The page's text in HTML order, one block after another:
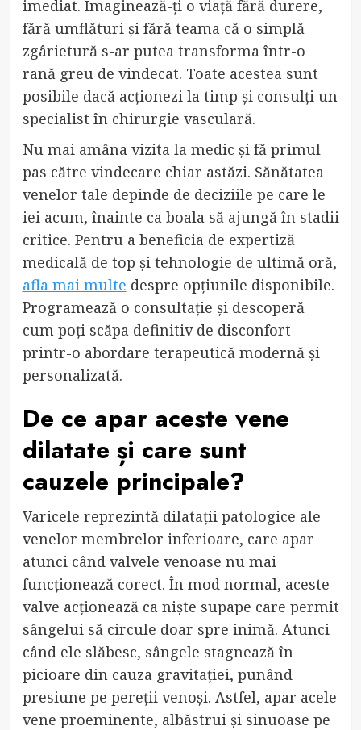
imediat. Imaginează-ți o viață fără durere,
fără umflături și fără teama că o simplă
zgârietură s-ar putea transforma într-o
rană greu de vindecat. Toate acestea sunt
posibile dacă acționezi la timp și consulți un
specialist în chirurgie vasculară.
Nu mai amâna vizita la medic și fă primul
pas către vindecare chiar astăzi. Sănătatea
venelor tale depinde de deciziile pe care le
iei acum, înainte ca boala să ajungă în stadii
critice. Pentru a beneficia de expertiză
medicală de top și tehnologie de ultimă oră,
afla mai multe despre opțiunile disponibile.
Programează o consultație și descoperă
cum poți scăpa definitiv de disconfort
printr-o abordare terapeutică modernă și
personalizată.
De ce apar aceste vene
dilatate și care sunt
cauzele principale?
Varicele reprezintă dilatații patologice ale
venelor membrelor inferioare, care apar
atunci când valvele venoase nu mai
funcționează corect. În mod normal, aceste
valve acționează ca niște supape care permit
sângelui să circule doar spre inimă. Atunci
când ele slăbesc, sângele stagnează în
picioare din cauza gravitației, punând
presiune pe pereții venoși. Astfel, apar acele
vene proeminente, albăstrui și sinuoase pe